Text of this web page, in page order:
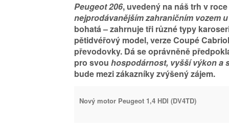
Peugeot 206, uvedený na náš trh v roce
nejprodávanějším zahraničním vozem
bohatá – zahrnuje tři různé typy
pětidvéřový model, verze Coupé
převodovky. Dá se oprávněně
pro svou hospodárnost, vyšší výkon a
bude mezi zákazníky zvýšený zájem.
Nový motor Peugeot 1,4 HDI (DV4TD)